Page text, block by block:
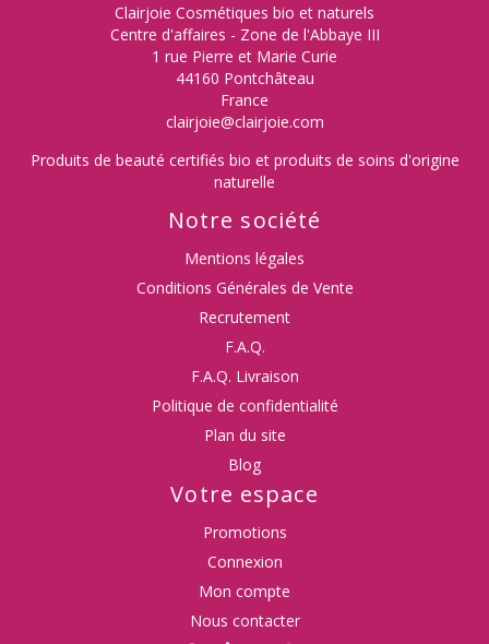
Clairjoie Cosmétiques bio et naturels
Centre d'affaires - Zone de l'Abbaye III
1 rue Pierre et Marie Curie
44160 Pontchâteau
France
clairjoie@clairjoie.com
Produits de beauté certifiés bio et produits de soins d'origine
naturelle
Notre société
Mentions légales
Conditions Générales de Vente
Recrutement
F.A.Q.
F.A.Q. Livraison
Politique de confidentialité
Plan du site
Blog
Votre espace
Promotions
Connexion
Mon compte
Nous contacter